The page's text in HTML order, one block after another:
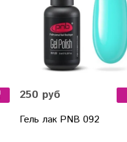
250 руб
Гель лак PNB 092